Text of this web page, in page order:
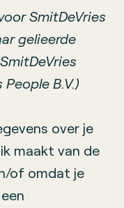
SmitDeVries
gelieerde
People B.V.)
over je
maakt van de
of omdat je